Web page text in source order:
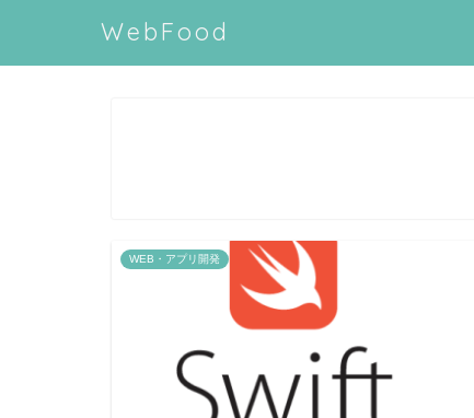
WebFood
WEB・アプリ開発